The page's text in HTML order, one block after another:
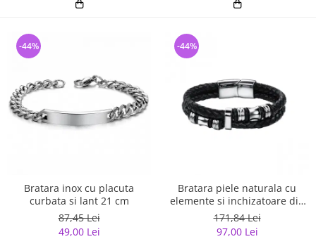
Bratara inox cu placuta
curbata si lant 21 cm
87,45 Lei
49,00 Lei
-44%
Bratara piele naturala cu
elemente si inchizatoare din
inox
171,84 Lei
97,00 Lei
-44%